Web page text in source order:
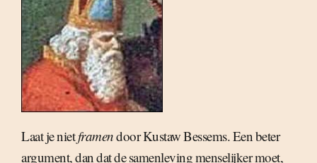
Laat je nietframendoor Kustaw Bessems. Een beter
argument, dan dat de samenleving menselijker moet,